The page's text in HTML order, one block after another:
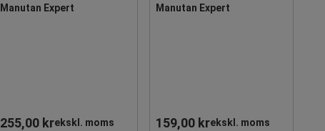
Manutan Expert
255,00 krekskl. moms
Manutan Expert
159,00 krekskl. moms